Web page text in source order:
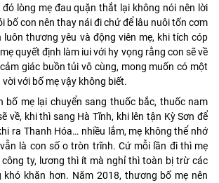
đó lòng mẹ đau quặn thắt lại không nói nên lời
bố con nên thay nái đi chứ để lâu nuôi tốn cơm
thương yêu và động viên mẹ, khi tích cóp
quyết định làm iui với hy vọng rằng con sẽ về
giác buồn tủi vô cùng, mong muốn có một
với bố mẹ vậy không biết.
bố mẹ lại chuyển sang thuốc bắc, thuốc nam
về, khi thì sang Hà Tĩnh, khi lên tận Kỳ Sơn để
ra Thanh Hóa… nhiều lắm, mẹ không thể nhớ
là con số o tròn trĩnh. Cứ mỗi lần đi thì mẹ
công ty, lương thì ít mà nghỉ thì toàn bị trừ các
khó khăn hơn. Năm 2018, thương bố mẹ nên